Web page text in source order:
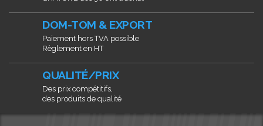
DOM-TOM & EXPORT
Paiement hors TVA possible
Règlement en HT
QUALITÉ/PRIX
Des prix compétitifs,
des produits de qualité